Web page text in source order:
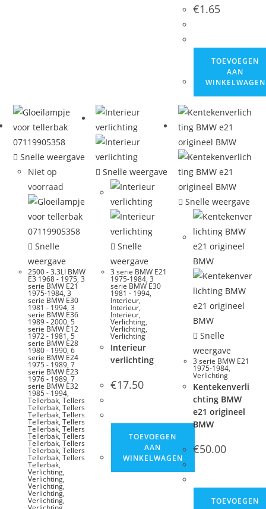
€1.65
TOEVOEGEN
AAN
WINKELWAGEN
Snelle weergave
Niet op
voorraad
Snelle
weergave
2500 - 3.3LI BMW
E3 1968 - 1975,3
serie BMW E21
1975-1984,3
serie BMW E30
1981 - 1994,3
serie BMW E36
1989 - 2000,5
serie BMW E12
1972 - 1981,5
serie BMW E28
1980 - 1990,6
serie BMW E24
1975 - 1989,7
serie BMW E23
1976 - 1989,7
serie BMW E32
1985 - 1994,
Tellerbak,Tellers
Tellerbak,Tellers
Tellerbak,Tellers
Tellerbak,Tellers
Tellerbak,Tellers
Tellerbak,Tellers
Tellerbak,Tellers
Tellerbak,Tellers
Tellerbak,Tellers
Tellerbak,
Verlichting,
Verlichting,
Verlichting,
Verlichting,
Verlichting,
Snelle weergave
Snelle
weergave
3 serie BMW E21
1975-1984, 3
serie BMW E30
1981 - 1994,
Interieur,
Interieur,
Interieur,
Verlichting,
Verlichting,
Verlichting
Interieur
verlichting
€17.50
TOEVOEGEN
AAN
WINKELWAGEN
Snelle weergave
Snelle
weergave
3 serie BMW E21
1975-1984,
Verlichting
Kentekenverli
chting BMW
e21 origineel
BMW
€50.00
TOEVOEGEN